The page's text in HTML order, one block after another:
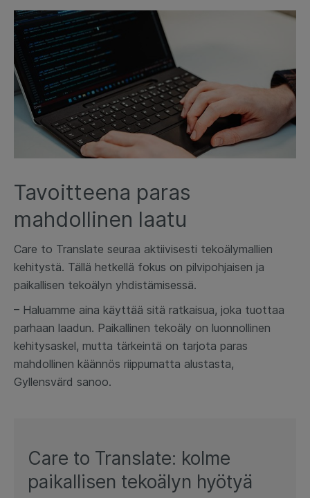
Tavoitteena paras
mahdollinen laatu
Care to Translate seuraa aktiivisesti tekoälymallien
kehitystä. Tällä hetkellä fokus on pilvipohjaisen ja
paikallisen tekoälyn yhdistämisessä.
– Haluamme aina käyttää sitä ratkaisua, joka tuottaa
parhaan laadun. Paikallinen tekoäly on luonnollinen
kehitysaskel, mutta tärkeintä on tarjota paras
mahdollinen käännös riippumatta alustasta,
Gyllensvärd sanoo.
Care to Translate: kolme
paikallisen tekoälyn hyötyä